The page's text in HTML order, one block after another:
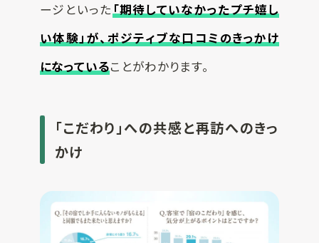
ージといった「期待していなかったプチ嬉し
い体験」が、ポジティブな口コミのきっかけ
になっていることがわかります。
「こだわり」への共感と再訪へのきっ
かけ